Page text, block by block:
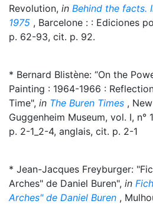
Revolution, in Behind the facts.
1975 , Barcelone : : Ediciones
p. 62-93, cit. p. 92.
* Bernard Blistène: “On the
Painting : 1964-1966 :
Time", in The Buren Times ,
Guggenheim Museum, vol. I, n°
p. 2-1_2-4, anglais, cit. p. 2-1
* Jean-Jacques Freyburger:
Arches" de Daniel Buren", in
Arches" de Daniel Buren ,